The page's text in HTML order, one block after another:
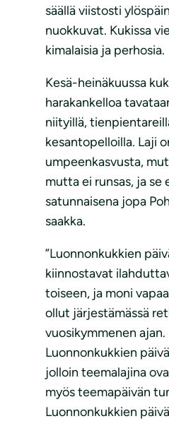
säällä viistosti
nuokkuvat. Kukissa
kimalaisia ja perhosia.
Kesä-heinäkuussa
harakankelloa
niityillä,
kesantopelloilla. Laji
umpeenkasvusta,
mutta ei runsas, ja se
satunnaisena jopa
saakka.
”Luonnonkukkien
kiinnostavat
toiseen, ja moni
ollut järjestämässä
vuosikymmenen ajan.
Luonnonkukkien
jolloin teemalajina
myös teemapäivän
Luonnonkukkien